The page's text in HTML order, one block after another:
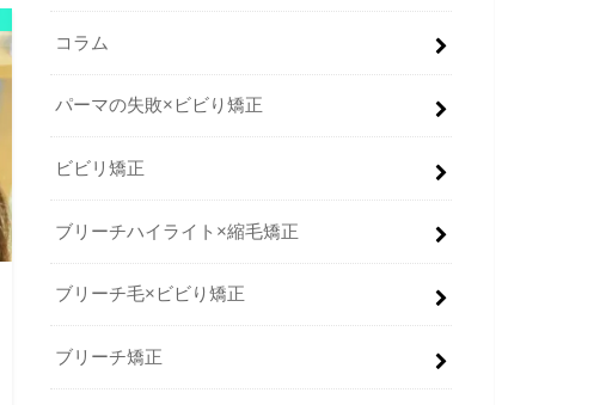
コラム
パーマの失敗×ビビり矯正
ビビリ矯正
ブリーチハイライト×縮毛矯正
ブリーチ毛×ビビり矯正
ブリーチ矯正